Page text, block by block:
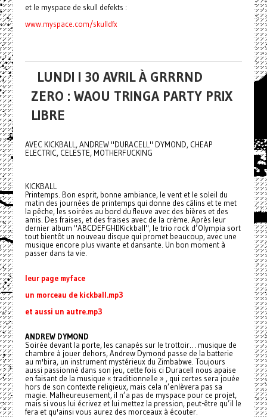
et le myspace de skull defekts :
www.myspace.com/skulldfx
LUNDI I 30 AVRIL À GRRRND
ZERO : WAOU TRINGA PARTY PRIX
LIBRE
AVEC KICKBALL, ANDREW "DURACELL" DYMOND, CHEAP
ELECTRIC, CELESTE, MOTHERFUCKING
KICKBALL
Printemps. Bon esprit, bonne ambiance, le vent et le soleil du
matin des journées de printemps qui donne des câlins et te met
la pêche, les soirées au bord du fleuve avec des bières et des
amis. Des fraises, et des fraises avec de la crème. Après leur
dernier album "ABCDEFGHIJKickball", le trio rock d’Olympia sort
tout bientôt un nouveau disque qui promet beaucoup, avec une
musique encore plus vivante et dansante. Un bon moment à
passer dans ta vie.
leur page myface
un morceau de kickball.mp3
et aussi un autre.mp3
ANDREW DYMOND
Soirée devant la porte, les canapés sur le trottoir… musique de
chambre à jouer dehors, Andrew Dymond passe de la batterie
au m'bira, un instrument mystérieux du Zimbabwe. Toujours
aussi passionné dans son jeu, cette fois ci Duracell nous apaise
en faisant de la musique « traditionnelle » , qui certes sera jouée
hors de son contexte religieux, mais cela n’enlèvera pas sa
magie. Malheureusement, il n’a pas de myspace pour ce projet,
mais si vous lui écrivez et lui mettez la pression, peut-être qu’il le
fera et qu'ainsi vous aurez des morceaux à écouter.